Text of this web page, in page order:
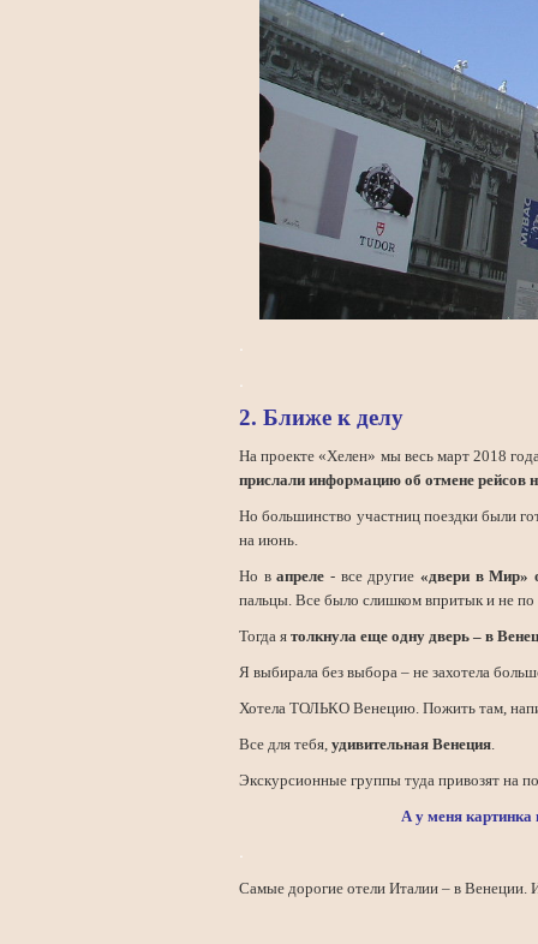
2. Ближе к делу
На проекте «Хелен» мы весь март 2018
прислали информацию об отмене рейсов
Но большинство участниц поездки были
на июнь.
Но вапреле - все другие«двери в Мир»
пальцы. Все было слишком впритык и не
Тогда ятолкнула еще одну дверь – в
Я выбирала без выбора – не захотела
Хотела ТОЛЬКО Венецию. Пожить там,
Все для тебя,удивительная Венеция
Экскурсионные группы туда привозят на
А у меня картинка
Самые дорогие отели Италии – в Венеции.